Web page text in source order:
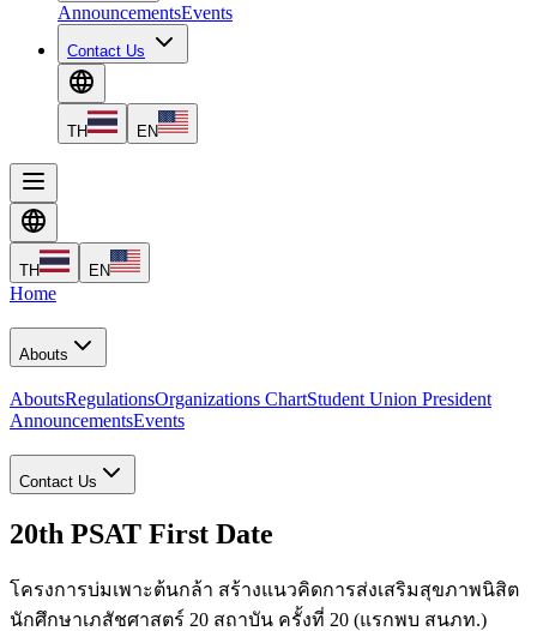
AnnouncementsEvents
Contact Us
TH EN
TH EN
Home
Abouts
AboutsRegulationsOrganizations ChartStudent Union President
AnnouncementsEvents
Contact Us
20th PSAT First Date
โครงการบ่มเพาะต้นกล้า สร้างแนวคิดการส่งเสริมสุขภาพนิสิต
นักศึกษาเภสัชศาสตร์ 20 สถาบัน ครั้งที่ 20 (แรกพบ สนภท.)